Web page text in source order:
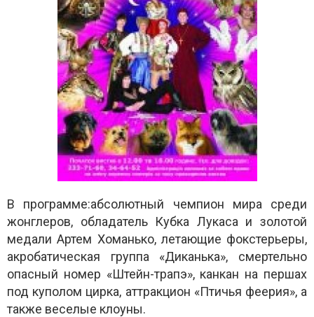
В программе:абсолютный чемпион мира среди
жонглеров, обладатель Кубка Лукаса и золотой
медали Артем Хоманько, летающие фокстерьеры,
акробатическая группа «Диканька», смертельно
опасный номер «Штейн-трапэ», канкан на першах
под куполом цирка, аттракцион «Птичья феерия», а
также веселые клоуны.